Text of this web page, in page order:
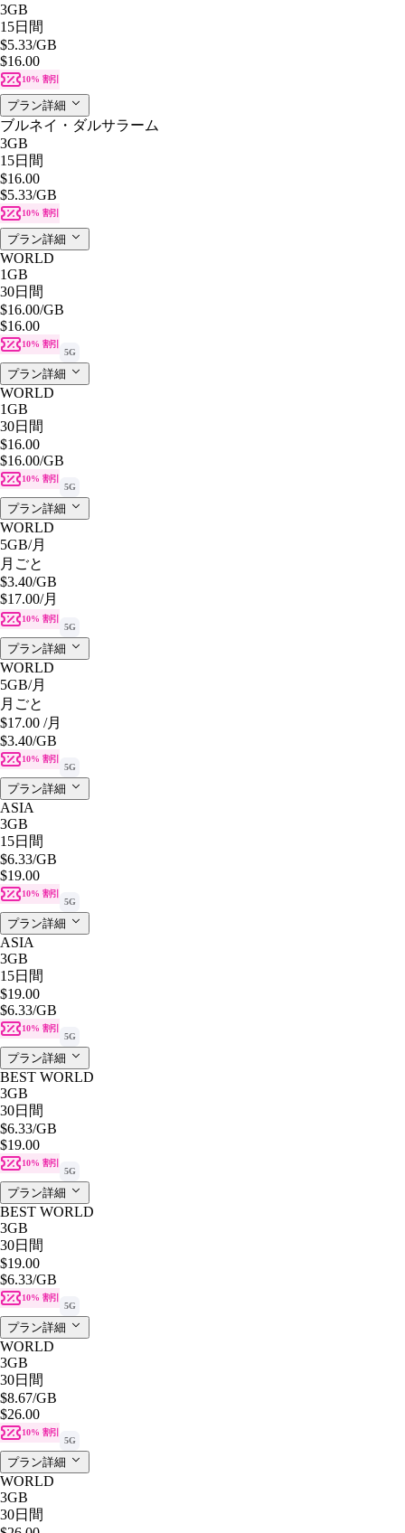
3GB
15日間
$5.33/GB
$16.00
10% 割引
プラン詳細
ブルネイ・ダルサラーム
3GB
15日間
$16.00
$5.33/GB
10% 割引
プラン詳細
WORLD
1GB
30日間
$16.00/GB
$16.00
10% 割引
5G
プラン詳細
WORLD
1GB
30日間
$16.00
$16.00/GB
10% 割引
5G
プラン詳細
WORLD
5GB/月
月ごと
$3.40/GB
$17.00/月
10% 割引
5G
プラン詳細
WORLD
5GB/月
月ごと
$17.00 /月
$3.40/GB
10% 割引
5G
プラン詳細
ASIA
3GB
15日間
$6.33/GB
$19.00
10% 割引
5G
プラン詳細
ASIA
3GB
15日間
$19.00
$6.33/GB
10% 割引
5G
プラン詳細
BEST WORLD
3GB
30日間
$6.33/GB
$19.00
10% 割引
5G
プラン詳細
BEST WORLD
3GB
30日間
$19.00
$6.33/GB
10% 割引
5G
プラン詳細
WORLD
3GB
30日間
$8.67/GB
$26.00
10% 割引
5G
プラン詳細
WORLD
3GB
30日間